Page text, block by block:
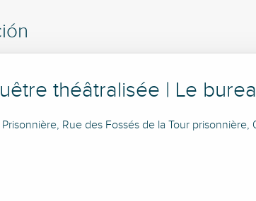
théâtralisée | Le
Prisonnière, Rue des Fossés de la Tour prisonnière,